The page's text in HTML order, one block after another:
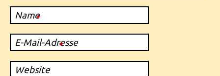
Name
*
E-Mail-Adresse
*
Website